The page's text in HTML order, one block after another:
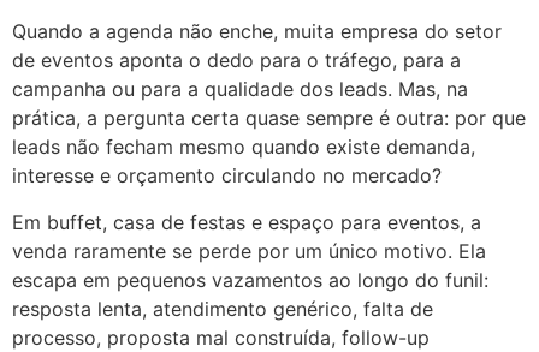
Quando a agenda não enche, muita empresa do setor
de eventos aponta o dedo para o tráfego, para a
campanha ou para a qualidade dos leads. Mas, na
prática, a pergunta certa quase sempre é outra: por que
leads não fecham mesmo quando existe demanda,
interesse e orçamento circulando no mercado?
Em buffet, casa de festas e espaço para eventos, a
venda raramente se perde por um único motivo. Ela
escapa em pequenos vazamentos ao longo do funil:
resposta lenta, atendimento genérico, falta de
processo, proposta mal construída, follow-up